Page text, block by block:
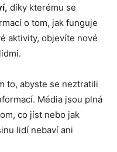
díky kterému se
o tom, jak funguje
aktivity, objevíte nové
to, abyste se neztratili
Média jsou plná
co jíst nebo jak
lidí nebaví ani